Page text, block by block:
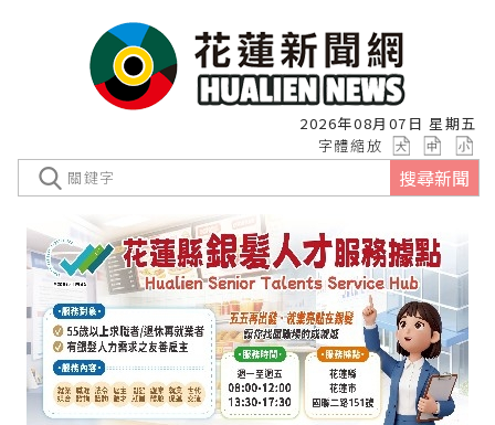
2026年08月07日 星期五
字體縮放
搜尋新聞